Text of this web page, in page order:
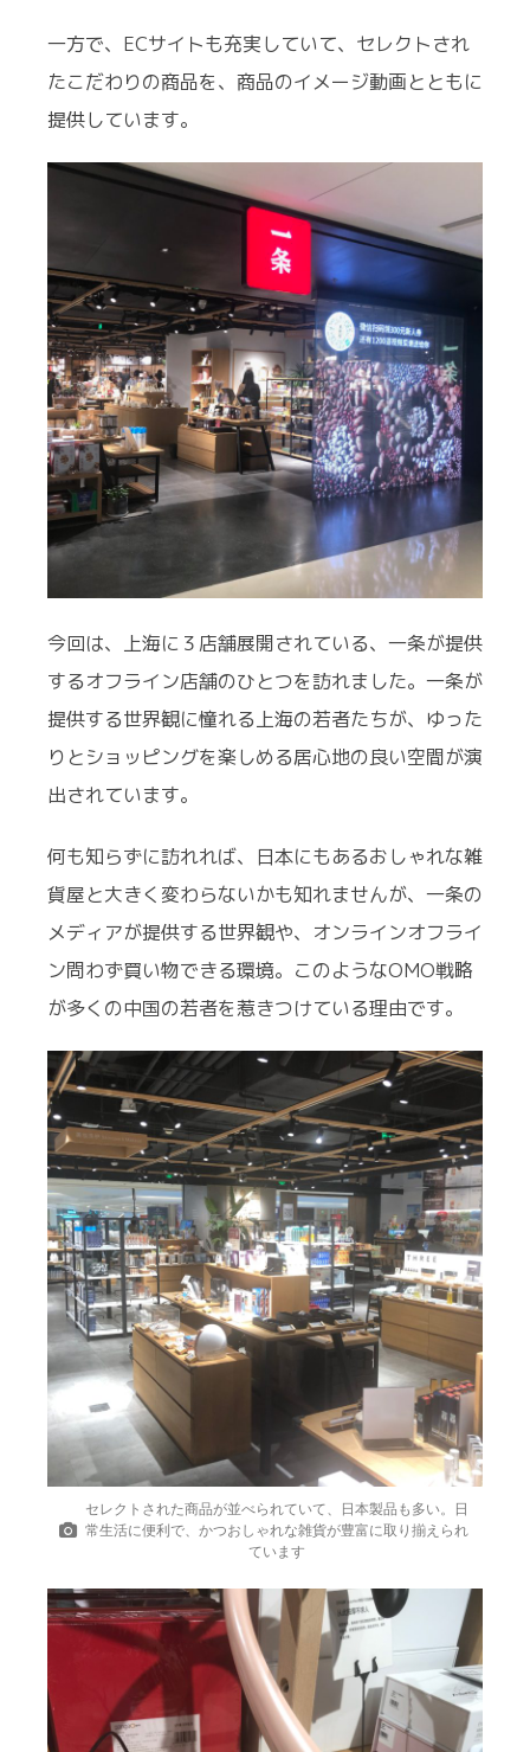
一方で、ECサイトも充実していて、セレクトされ
たこだわりの商品を、商品のイメージ動画とともに
提供しています。
今回は、上海に３店舗展開されている、一条が提供
するオフライン店舗のひとつを訪れました。一条が
提供する世界観に憧れる上海の若者たちが、ゆった
りとショッピングを楽しめる居心地の良い空間が演
出されています。
何も知らずに訪れれば、日本にもあるおしゃれな雑
貨屋と大きく変わらないかも知れませんが、一条の
メディアが提供する世界観や、オンラインオフライ
ン問わず買い物できる環境。このようなOMO戦略
が多くの中国の若者を惹きつけている理由です。
セレクトされた商品が並べられていて、日本製品も多い。日
常生活に便利で、かつおしゃれな雑貨が豊富に取り揃えられ
ています